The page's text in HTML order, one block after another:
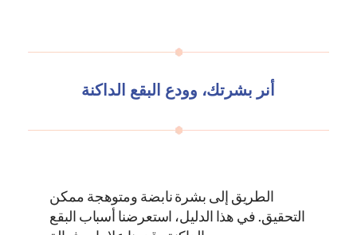
أنر بشرتك، وودع البقع الداكنة
الطريق إلى بشرة نابضة ومتوهجة ممكن
التحقيق. في هذا الدليل، استعرضنا أسباب البقع